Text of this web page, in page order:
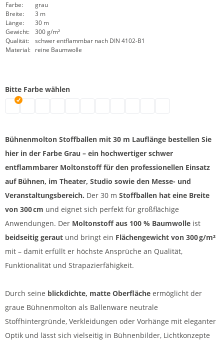
Farbe:
grau
Breite:
3 m
Länge:
30 m
Gewicht:
300 g/m²
Qualität:
schwer entflammbar nach DIN 4102-B1
Material: reine Baumwolle
Bitte Farbe wählen
Bühnenmolton Stoffballen | grau
Bühnenmolton günstig | natur
Bühnenmolton Stoffballen mit 30 m Lauflänge bestellen Sie
hier in der Farbe Grau – ein hochwertiger schwer
entflammbarer Moltonstoff für den professionellen Einsatz
auf Bühnen, im Theater, Studio sowie den Messe- und
Veranstaltungsbereich. Der 30 m Stoffballen hat eine Breite
von 300 cm und eignet sich perfekt für großflächige
Anwendungen. Der Moltonstoff aus 100 % Baumwolle ist
beidseitig geraut und bringt ein Flächengewicht von 300 g/m²
mit – damit erfüllt er höchste Ansprüche an Qualität,
Funktionalität und Strapazierfähigkeit.
Durch seine blickdichte, matte Oberfläche ermöglicht der
graue Bühnenmolton als Ballenware neutrale
Stoffhintergründe, Verkleidungen oder Vorhänge mit eleganter
Optik und lässt sich vielseitig in Bühnenbilder, Lichtkonzepte